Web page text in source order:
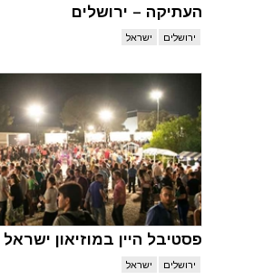
העתיקה – ירושלים
ירושלים ישראל
פסטיבל היין במוזיאון ישראל
ירושלים ישראל